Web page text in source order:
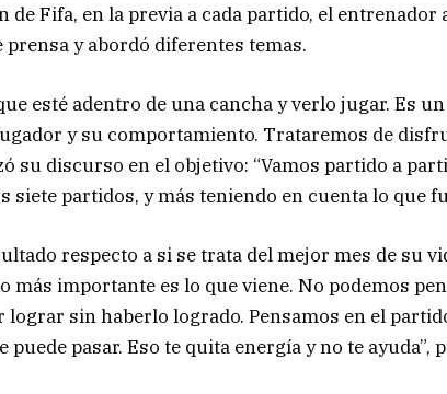
de Fifa, en la previa a cada partido, el
prensa y abordó diferentes temas.
esté adentro de una cancha y verlo jugar. Es
y su comportamiento. Trataremos de
su discurso en el objetivo: “Vamos partido a
siete partidos, y más teniendo en cuenta lo que
respecto a si se trata del mejor mes de su
más importante es lo que viene. No podemos
lograr sin haberlo logrado. Pensamos en el
puede pasar. Eso te quita energía y no te ayuda”,